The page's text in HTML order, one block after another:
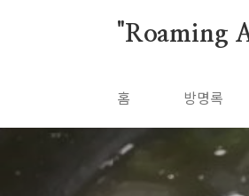
"Roaming
홈 방명록